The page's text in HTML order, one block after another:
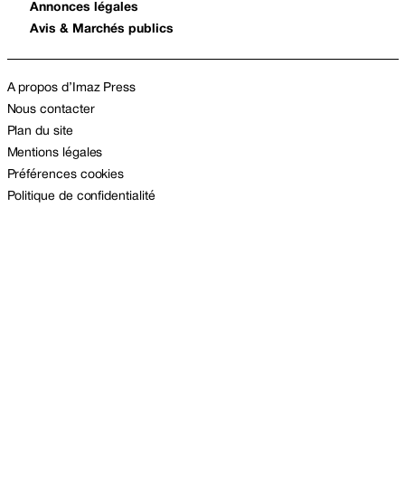
Annonces légales
Avis & Marchés publics
A propos d’Imaz Press
Nous contacter
Plan du site
Mentions légales
Préférences cookies
Politique de confidentialité